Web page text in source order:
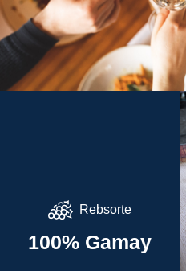
Rebsorte
100% Gamay